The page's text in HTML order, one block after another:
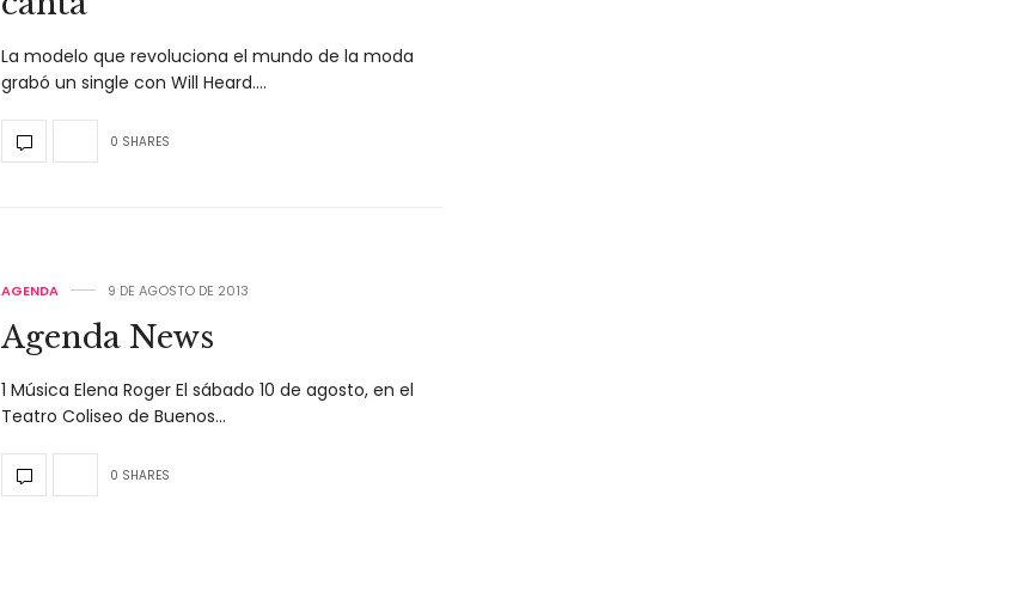
La modelo que revoluciona el mundo de la moda
grabó un single con Will Heard.…
0 SHARES
AGENDA 9 DE AGOSTO DE 2013
Agenda News
1 Música Elena Roger El sábado 10 de agosto, en el
Teatro Coliseo de Buenos…
0 SHARES